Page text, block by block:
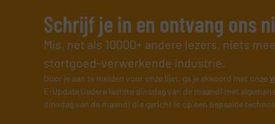
Schrijf je in en ontvang ons
Mis, net als 10000+ andere lezers, niets
stortgoed-verwerkende industrie.
Door je aan te melden voor onze lijst, ga je akkoord met onze
E-Update (iedere laatste dinsdag van de maand) met
dinsdag van de maand) die gericht is op een bepaalde